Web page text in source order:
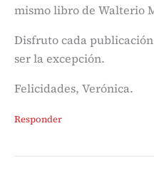
mismo libro de Walterio
Disfruto cada
ser la excepción.
Felicidades, Verónica.
Responder